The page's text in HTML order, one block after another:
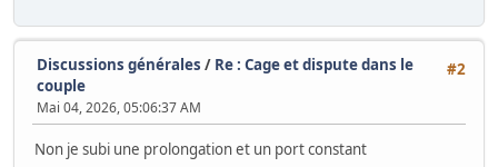
#2
Discussions générales / Re : Cage et dispute dans le
couple
Mai 04, 2026, 05:06:37 AM
Non je subi une prolongation et un port constant